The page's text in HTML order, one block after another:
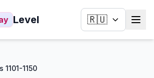
Level 🇷🇺
1101-1150